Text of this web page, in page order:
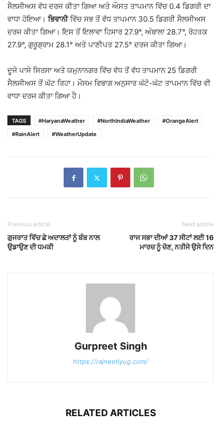
ਸੈਲਸੀਅਸ ਵੱਧ ਦਰਜ ਕੀਤਾ ਗਿਆ ਅਤੇ ਔਸਤ ਤਾਪਮਾਨ ਵਿੱਚ 0.4 ਡਿਗਰੀ ਦਾ
ਵਾਧਾ ਹੋਇਆ। ਭਿਵਾਨੀਵਿੱਚ ਸਭ ਤੋਂ ਵੱਧ ਤਾਪਮਾਨ 30.5 ਡਿਗਰੀ ਸੈਲਸੀਅਸ
ਦਰਜ ਕੀਤਾ ਗਿਆ। ਇਸ ਤੋਂ ਇਲਾਵਾ ਹਿਸਾਰ 27.9°, ਅੰਬਾਲਾ 28.7°, ਰੋਹਤਕ
27.9°, ਗੁਰੂਗ੍ਰਾਮ 28.1° ਅਤੇ ਪਾਣੀਪਤ 27.5° ਦਰਜ ਕੀਤਾ ਗਿਆ।
ਦੂਜੇ ਪਾਸੇ ਸਿਰਸਾ ਅਤੇ ਯਮੁਨਾਨਗਰ ਵਿੱਚ ਵੱਧ ਤੋਂ ਵੱਧ ਤਾਪਮਾਨ 25 ਡਿਗਰੀ
ਸੈਲਸੀਅਸ ਤੋਂ ਘੱਟ ਰਿਹਾ। ਮੌਸਮ ਵਿਭਾਗ ਅਨੁਸਾਰ ਘੱਟੋ-ਘੱਟ ਤਾਪਮਾਨ ਵਿੱਚ ਵੀ
ਵਾਧਾ ਦਰਜ ਕੀਤਾ ਗਿਆ ਹੈ।
TAGS #HaryanaWeather #NorthIndiaWeather
#OrangeAlert
#RainAlert
#WeatherUpdate
Previous article
ਗੁਜਰਾਤ ਵਿੱਚ ਛੇ ਅਦਾਲਤਾਂ ਨੂੰ ਬੰਬ ਨਾਲ
ਉਡਾਉਣ ਦੀ ਧਮਕੀ
Next article
ਰਾਜ ਸਭਾ ਦੀਆਂ 37 ਸੀਟਾਂ ਲਈ 16
ਮਾਰਚ ਨੂੰ ਚੋਣ, ਨਤੀਜੇ ਉਸੇ ਦਿਨ
Gurpreet Singh
https://rajneetiyug.com/
RELATED ARTICLES